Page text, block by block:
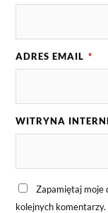
ADRES EMAIL *
WITRYNA
Zapamiętaj moje
kolejnych komentarzy.